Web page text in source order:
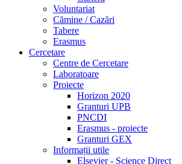
Voluntariat
Cămine / Cazări
Tabere
Erasmus
Cercetare
Centre de Cercetare
Laboratoare
Proiecte
Horizon 2020
Granturi UPB
PNCDI
Erasmus - proiecte
Granturi GEX
Informații utile
Elsevier - Science Direct